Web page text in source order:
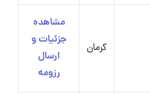
کرمان
مشاهده
جزئیات و
ارسال
رزومه